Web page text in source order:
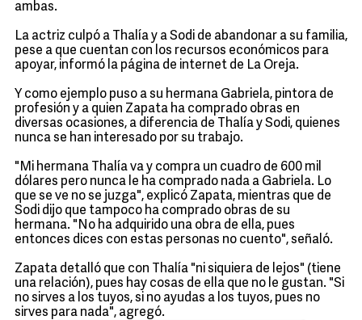
ambas.
La actriz culpó a Thalía y a Sodi de abandonar a su familia,
pese a que cuentan con los recursos económicos para
apoyar, informó la página de internet de La Oreja.
Y como ejemplo puso a su hermana Gabriela, pintora de
profesión y a quien Zapata ha comprado obras en
diversas ocasiones, a diferencia de Thalía y Sodi, quienes
nunca se han interesado por su trabajo.
"Mi hermana Thalía va y compra un cuadro de 600 mil
dólares pero nunca le ha comprado nada a Gabriela. Lo
que se ve no se juzga", explicó Zapata, mientras que de
Sodi dijo que tampoco ha comprado obras de su
hermana. "No ha adquirido una obra de ella, pues
entonces dices con estas personas no cuento", señaló.
Zapata detalló que con Thalía "ni siquiera de lejos" (tiene
una relación), pues hay cosas de ella que no le gustan. "Si
no sirves a los tuyos, si no ayudas a los tuyos, pues no
sirves para nada", agregó.